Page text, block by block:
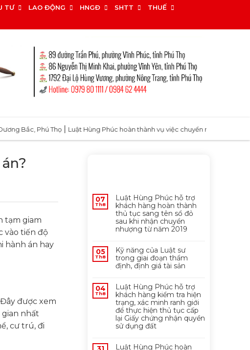
TƯ LAO ĐỘNG HNGĐ SHTT
THUẾ
Phú Thọ|Luật Hùng Phúc hoàn thành vụ việc chuyển mục đích được
tạm giam
vào tiến độ
hành án hay
được xem
gian nhất
cư trú, đi
07
Th8
Luật Hùng Phúc hỗ trợ
khách hàng hoàn thành
thủ tục sang tên sổ đỏ
sau khi nhận chuyển
nhượng từ năm 2019
05
Th8
Kỹ năng của Luật sư
trong giai đoạn thẩm
định, định giá tài sản
04
Th8
Luật Hùng Phúc hỗ trợ
khách hàng kiểm tra hiện
trạng, xác minh ranh giới
để thực hiện thủ tục cấp
lại Giấy chứng nhận quyền
sử dụng đất
Luật Hùng Phúc hoàn